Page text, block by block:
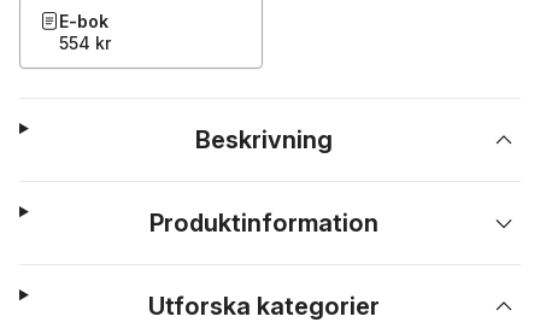
E-bok
554 kr
Beskrivning
Produktinformation
Utforska kategorier